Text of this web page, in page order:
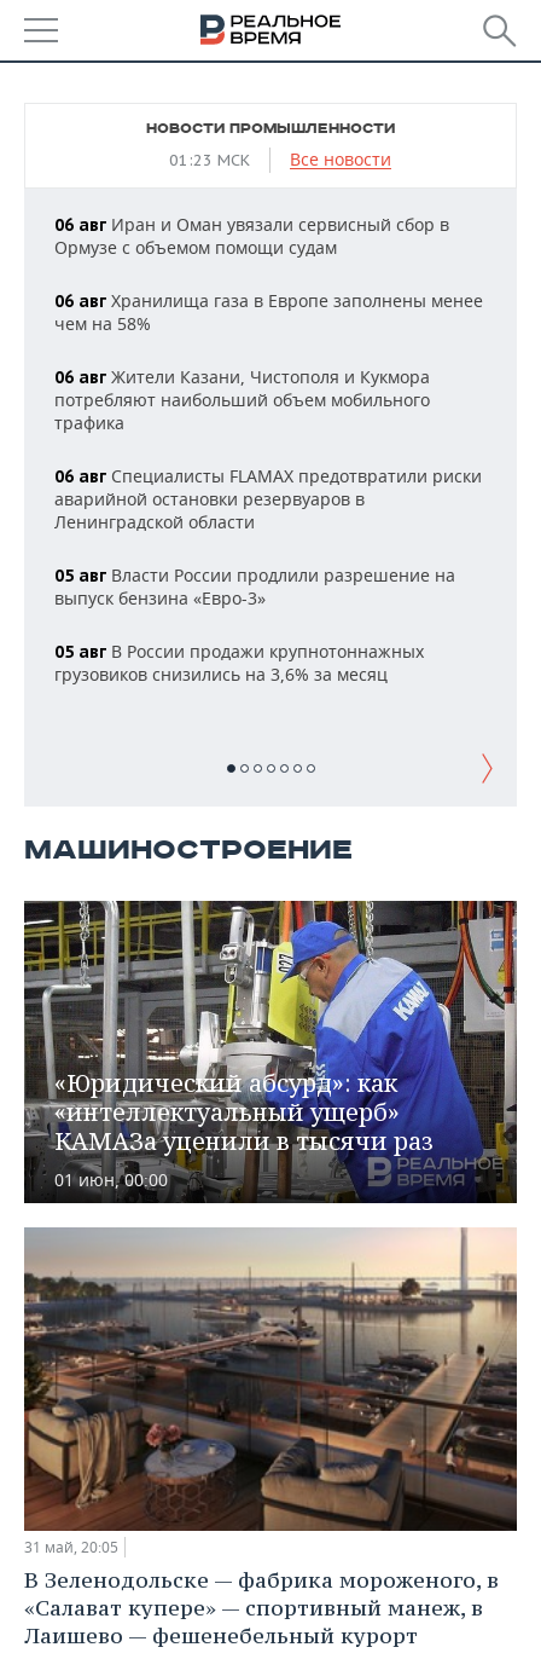
УДМУРТИЯ
НОВОСТИ АНАЛИТИКИ
ДЕКЛАРАЦИИ О ДОХОДАХ
КОРОЛИ ГОСЗАКАЗА ПФО
ВУЗЫ ТАТАРСТАНА
КОМУ ПРИНАДЛЕЖАТ
ТОРГОВЫЕ ЦЕНТРЫ
ТАТАРСТАНА
ЭКОНОМИКА
НОВОСТИ ЭКОНОМИКИ
ФИНАНСЫ
БАНКИ
БЮДЖЕТ
ИНВЕСТИЦИИ
ПРОМЫШЛЕННОСТЬ
НОВОСТИ
ПРОМЫШЛЕННОСТИ
АГРОПРОМ
МАШИНОСТРОЕНИЕ
НЕФТЬ
ОПК
НЕДВИЖИМОСТЬ
НОВОСТИ НЕДВИЖИМОСТИ
АВТО
НОВОСТИ АВТО
БИЗНЕС
НОВОСТИ БИЗНЕСА
РОЗНИЧНАЯ ТОРГОВЛЯ
ТРАНСПОРТ
ТЕХНОЛОГИИ
НОВОСТИ ТЕХНОЛОГИЙ
МЕРОПРИЯТИЯ
НОВОСТИ МЕРОПРИЯТИЙ
ОТКРЫТАЯ ЛЕКЦИЯ
СПОРТ
БАСКЕТБОЛ
ВОЛЕЙБОЛ
КИБЕРСПОРТ
ФИГУРНОЕ КАТАНИЕ
ВОДНЫЕ ВИДЫ СПОРТА
ХОККЕЙ С МЯЧОМ
ИНФРАСТРУКТУРА
ИСТОРИЯ
КУЛЬТУРА
МЕДИЦИНА
ОБРАЗОВАНИЕ
ПРОИСШЕСТВИЯ
СПРАВОЧНИК
СПИСОК ПЕРСОН
СПИСОК КОМПАНИЙ
ПОЛНАЯ ВЕРСИЯ
НОВОСТИ ПРОМЫШЛЕННОСТИ
01:23 МСК Все новости
06 авг Иран и Оман увязали сервисный сбор в
Ормузе с объемом помощи судам
06 авг Хранилища газа в Европе заполнены менее
чем на 58%
06 авг Жители Казани, Чистополя и Кукмора
потребляют наибольший объем мобильного
трафика
06 авг Специалисты FLAMAX предотвратили риски
аварийной остановки резервуаров в
Ленинградской области
05 авг Власти России продлили разрешение на
выпуск бензина «Евро-3»
05 авг В России продажи крупнотоннажных
грузовиков снизились на 3,6% за месяц
МАШИНОСТРОЕНИЕ
«Юридический абсурд»: как
«интеллектуальный ущерб»
КАМАЗа уценили в тысячи раз
01 июн, 00:00
31 май, 20:05
В Зеленодольске — фабрика мороженого, в
«Салават купере» — спортивный манеж, в
Лаишево — фешенебельный курорт